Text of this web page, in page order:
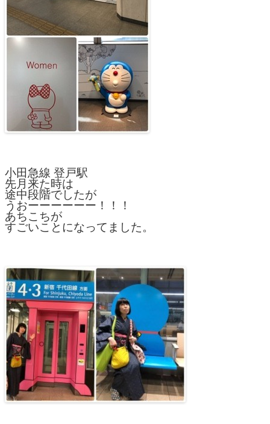
小田急線 登戸駅
先月来た時は
途中段階でしたが
うおーーーーーー！！！
あちこちが
すごいことになってました。